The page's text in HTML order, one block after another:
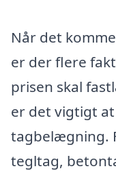
Når det
er der flere
prisen skal
er det vigtigt
tagbelægning.
tegltag,